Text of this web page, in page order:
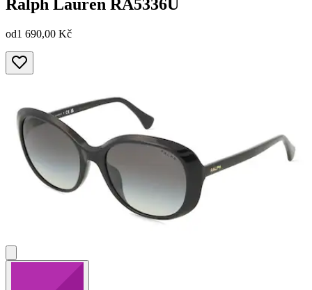
Ralph Lauren RA5336U
od1 690,00 Kč